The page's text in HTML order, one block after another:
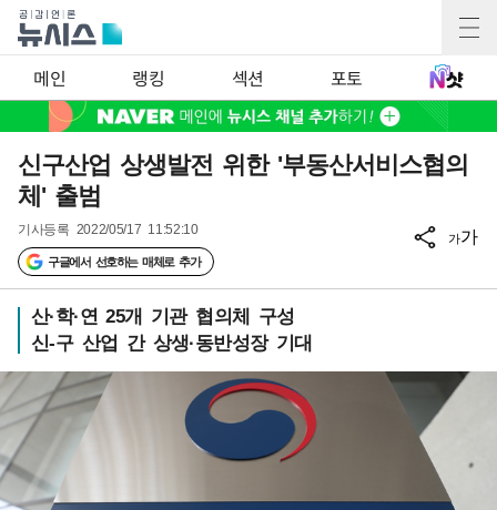
메인 랭킹 섹션 포토
신구산업 상생발전 위한 '부동산서비스협의
체' 출범
기사등록 2022/05/17 11:52:10
구글에서 선호하는 매체로 추가
가가
산·학·연 25개 기관 협의체 구성
신-구 산업 간 상생·동반성장 기대